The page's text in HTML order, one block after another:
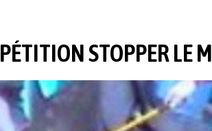
PÉTITION STOPPER LE